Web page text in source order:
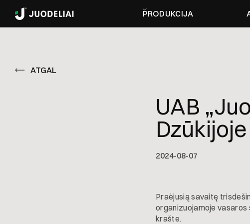
PRODUKCIJA
ATGAL
UAB
Dzūkijoje
2024-08-07
Praėjusią savaitę
organizuojamoje vasaros
krašte.